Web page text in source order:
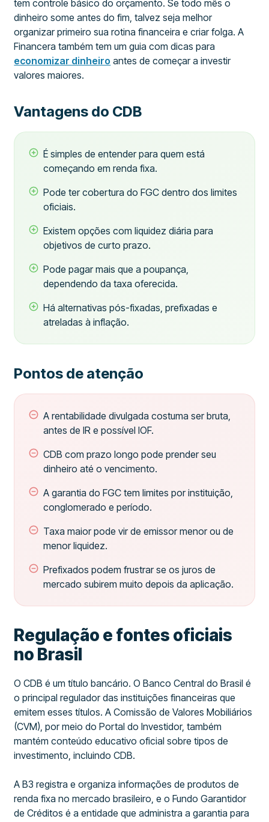
tem controle básico do orçamento. Se todo mês o
dinheiro some antes do fim, talvez seja melhor
organizar primeiro sua rotina financeira e criar folga. A
Financera também tem um guia com dicas para
economizar dinheiro antes de começar a investir
valores maiores.
Vantagens do CDB
É simples de entender para quem está
começando em renda fixa.
Pode ter cobertura do FGC dentro dos limites
oficiais.
Existem opções com liquidez diária para
objetivos de curto prazo.
Pode pagar mais que a poupança,
dependendo da taxa oferecida.
Há alternativas pós-fixadas, prefixadas e
atreladas à inflação.
Pontos de atenção
A rentabilidade divulgada costuma ser bruta,
antes de IR e possível IOF.
CDB com prazo longo pode prender seu
dinheiro até o vencimento.
A garantia do FGC tem limites por instituição,
conglomerado e período.
Taxa maior pode vir de emissor menor ou de
menor liquidez.
Prefixados podem frustrar se os juros de
mercado subirem muito depois da aplicação.
Regulação e fontes oficiais
no Brasil
O CDB é um título bancário. O Banco Central do Brasil é
o principal regulador das instituições financeiras que
emitem esses títulos. A Comissão de Valores Mobiliários
(CVM), por meio do Portal do Investidor, também
mantém conteúdo educativo oficial sobre tipos de
investimento, incluindo CDB.
A B3 registra e organiza informações de produtos de
renda fixa no mercado brasileiro, e o Fundo Garantidor
de Créditos é a entidade que administra a garantia para